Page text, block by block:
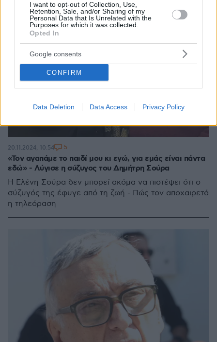
I want to opt-out of Collection, Use,
Retention, Sale, and/or Sharing of my
Personal Data that Is Unrelated with the
Purposes for which it was collected.
Opted In
Google consents
CONFIRM
Data Deletion Data Access Privacy Policy
«Τον αγαπάμε το παιδί μου κι εγώ, για εμάς είναι πάντα
εδώ» - Λύγισε η σύζυγος του Δημήτρη Σούρα
Η Ελένη Σούρα δεν μπορεί ακόμα να πιστέψει ότι ο
σύζυγός της έφυγε από τη ζωή - Πώς τον αποχαιρετά
η τηλεόραση
20.11.2024, 10:54 5